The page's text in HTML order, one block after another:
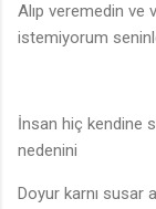
Alıp veremedin ve
istemiyorum
İnsan hiç kendine
nedenini
Doyur karnı susar